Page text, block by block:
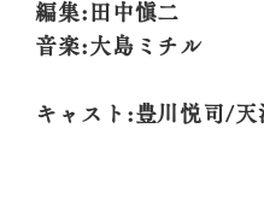
編集:田中愼二
音楽:大島ミチル
キャスト:豊川悦司/